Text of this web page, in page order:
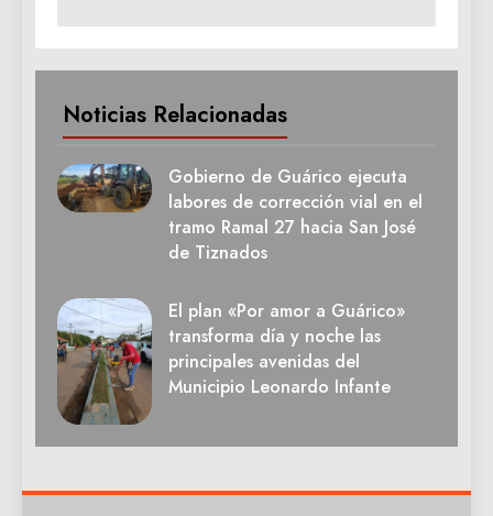
Noticias Relacionadas
Gobierno de Guárico ejecuta
labores de corrección vial en el
tramo Ramal 27 hacia San José
de Tiznados
El plan «Por amor a Guárico»
transforma día y noche las
principales avenidas del
Municipio Leonardo Infante